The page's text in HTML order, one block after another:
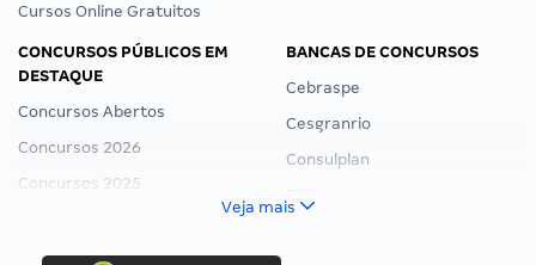
Cursos Online Gratuitos
CONCURSOS PÚBLICOS EM
DESTAQUE
Concursos Abertos
Concursos 2026
Concursos 2025
Concurso Nacional Unificado
Concurso Ibama
BANCAS DE CONCURSOS
Cebraspe
Cesgranrio
Consulplan
Veja mais